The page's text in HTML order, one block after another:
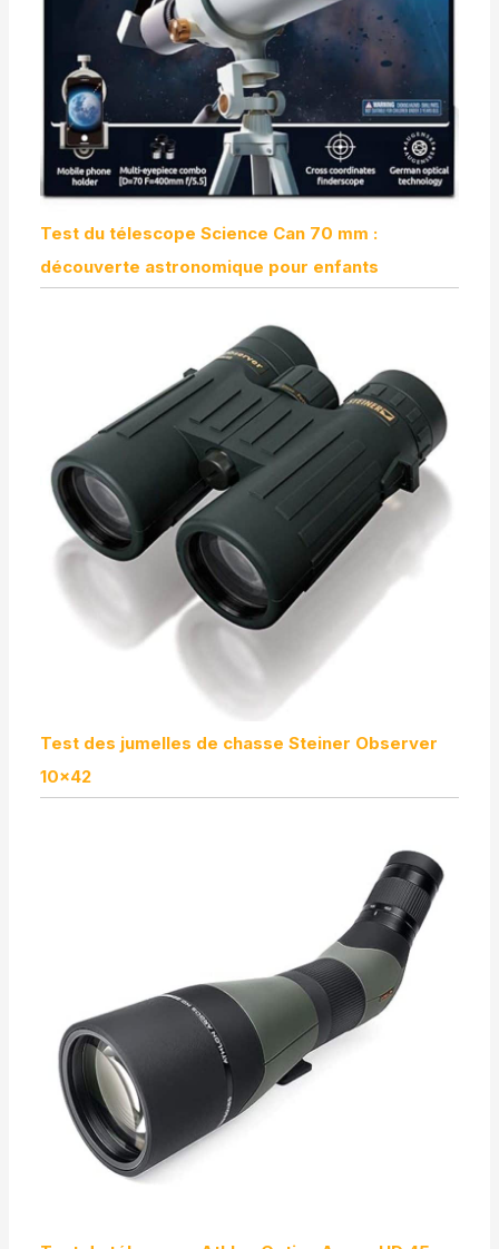
Test du télescope Science Can 70 mm :
découverte astronomique pour enfants
Test des jumelles de chasse Steiner Observer
10×42